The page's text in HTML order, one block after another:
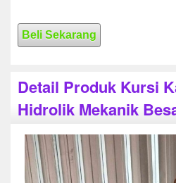
Beli Sekarang
Detail Produk Kursi
Hidrolik Mekanik